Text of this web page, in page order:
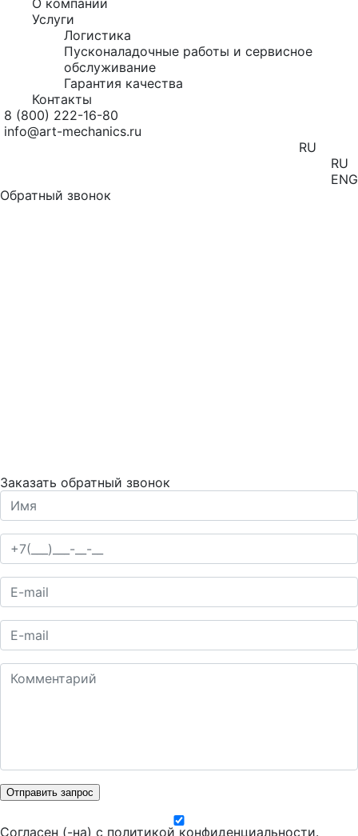
О компании
Услуги
Логистика
Пусконаладочные работы и сервисное
обслуживание
Гарантия качества
Контакты
8 (800) 222-16-80
info@art-mechanics.ru
RU
RU
ENG
Обратный звонок
Заказать обратный звонок
Отправить запрос
Согласен (-на) с политикой конфиденциальности.